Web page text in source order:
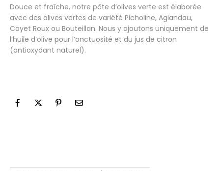
Douce et fraîche, notre pâte d’olives verte est élaborée
avec des olives vertes de variété Picholine, Aglandau,
Cayet Roux ou Bouteillan. Nous y ajoutons uniquement de
l’huile d’olive pour l’onctuosité et du jus de citron
(antioxydant naturel).